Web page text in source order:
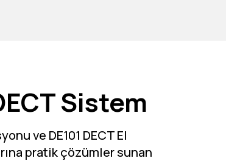
Sistem
ve DE101 DECT El
pratik çözümler sunan